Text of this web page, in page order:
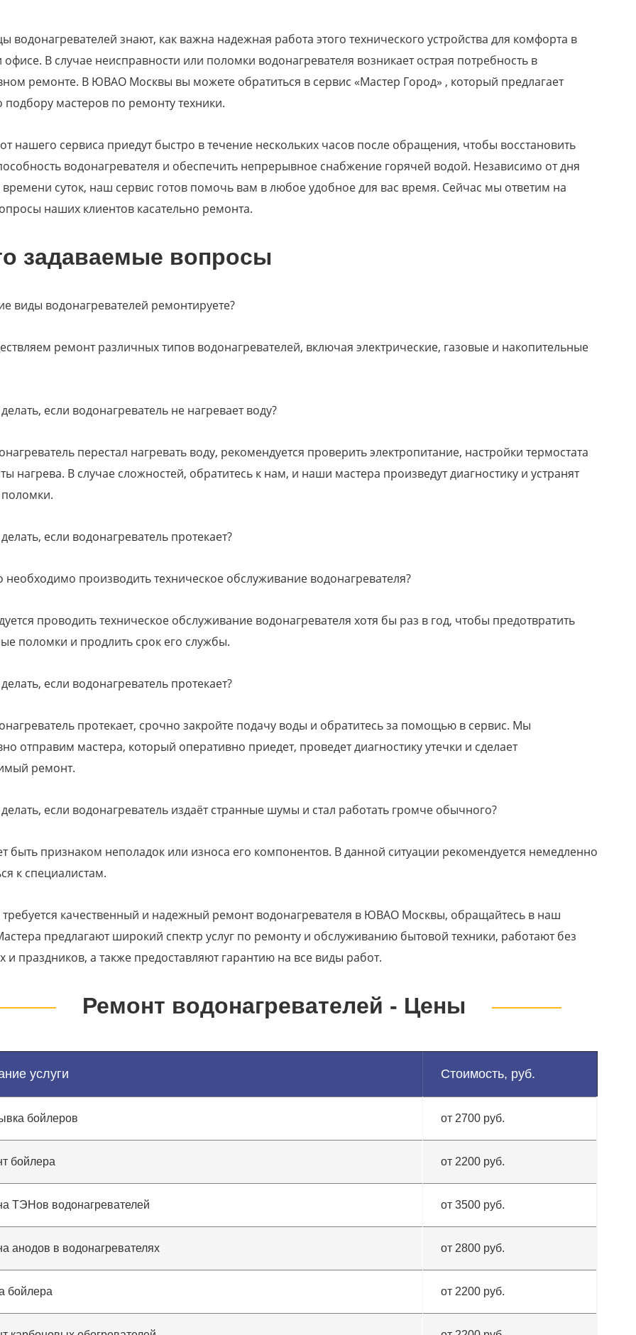
водонагревателей знают, как важна надежная работа этого технического устройства для комфорта в
В случае неисправности или поломки водонагревателя возникает острая потребность в
ремонте. В ЮВАО Москвы вы можете обратиться в сервис «Мастер Город» , который предлагает
подбору мастеров по ремонту техники.
нашего сервиса приедут быстро в течение нескольких часов после обращения, чтобы восстановить
водонагревателя и обеспечить непрерывное снабжение горячей водой. Независимо от дня
времени суток, наш сервис готов помочь вам в любое удобное для вас время. Сейчас мы ответим на
наших клиентов касательно ремонта.
задаваемые вопросы
виды водонагревателей ремонтируете?
ремонт различных типов водонагревателей, включая электрические, газовые и накопительные
если водонагреватель не нагревает воду?
перестал нагревать воду, рекомендуется проверить электропитание, настройки термостата
нагрева. В случае сложностей, обратитесь к нам, и наши мастера произведут диагностику и устранят
если водонагреватель протекает?
необходимо производить техническое обслуживание водонагревателя?
проводить техническое обслуживание водонагревателя хотя бы раз в год, чтобы предотвратить
поломки и продлить срок его службы.
если водонагреватель протекает?
протекает, срочно закройте подачу воды и обратитесь за помощью в сервис. Мы
отправим мастера, который оперативно приедет, проведет диагностику утечки и сделает
ремонт.
если водонагреватель издаёт странные шумы и стал работать громче обычного?
быть признаком неполадок или износа его компонентов. В данной ситуации рекомендуется немедленно
к специалистам.
требуется качественный и надежный ремонт водонагревателя в ЮВАО Москвы, обращайтесь в наш
предлагают широкий спектр услуг по ремонту и обслуживанию бытовой техники, работают без
и праздников, а также предоставляют гарантию на все виды работ.
Ремонт водонагревателей - Цены
услуги Стоимость, руб.
бойлеров от 2700 руб.
бойлера от 2200 руб.
ТЭНов водонагревателей от 3500 руб.
анодов в водонагревателях от 2800 руб.
бойлера от 2200 руб.